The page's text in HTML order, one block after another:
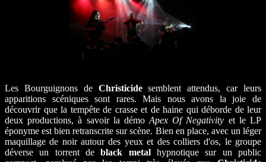
Les Bourguignons de Christicidesemblent attendus, car leurs
apparitions scéniques sont rares. Mais nous avons la joie de
découvrir que la tempête de crasse et de haine qui déborde de leur
deux productions, à savoir la démoApex Of Negativity et le LP
éponyme est bien retranscrite sur scène. Bien en place, avec un léger
maquillage de noir autour des yeux et des colliers d'os, le groupe
déverse un torrent deblack metalhypnotique sur un public